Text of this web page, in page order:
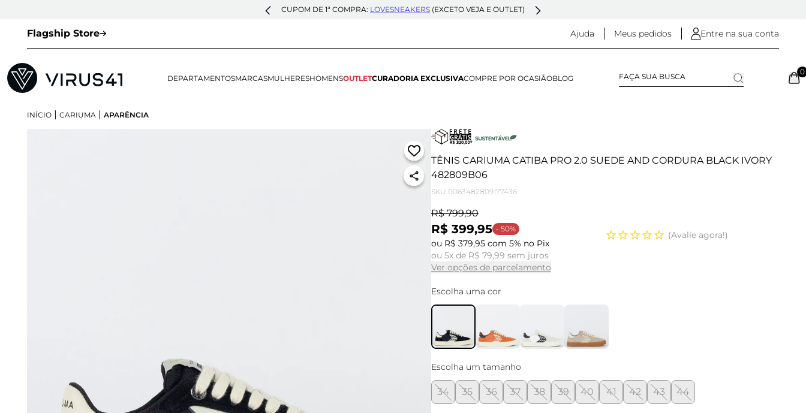
CUPOM DE 1ª COMPRA: LOVESNEAKERS (EXCETO VEJA E OUTLET)
Flagship Store Ajuda Meus pedidos Entre na sua conta
DEPARTAMENTOSMARCASMULHERESHOMENSOUTLETCURADORIA EXCLUSIVACOMPRE POR OCASIÃOBLOG
0
INÍCIO | CARIUMA | APARÊNCIA
TÊNIS CARIUMA CATIBA PRO 2.0 SUEDE AND CORDURA BLACK IVORY
482809B06
SKU 0063482809177436
R$ 799,90
R$ 399,95 - 50%
ou R$ 379,95 com 5% no Pix
ou 5x de R$ 79,99 sem juros
Ver opções de parcelamento
Avalie agora!
Escolha uma cor
Escolha um tamanho
34 35 36 37 38 39 40 41 42 43 44